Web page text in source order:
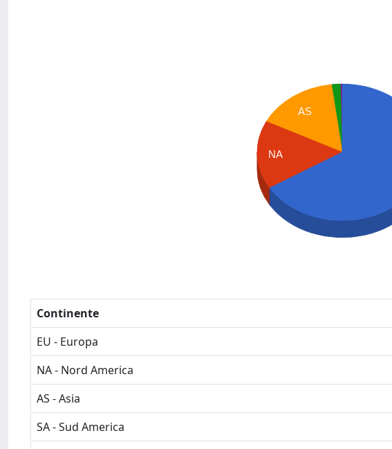
AS
NA
Continente
EU - Europa
NA - Nord America
AS - Asia
SA - Sud America